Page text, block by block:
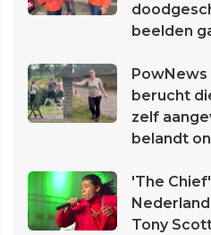
beelden
berucht
zelf
belandt
'The
Tony